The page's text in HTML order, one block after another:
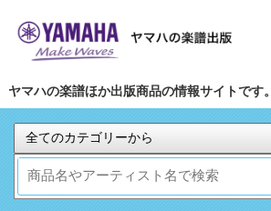
ヤマハの楽譜ほか出版商品の情報サイトです。